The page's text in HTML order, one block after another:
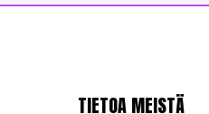
TIETOA MEISTÄ